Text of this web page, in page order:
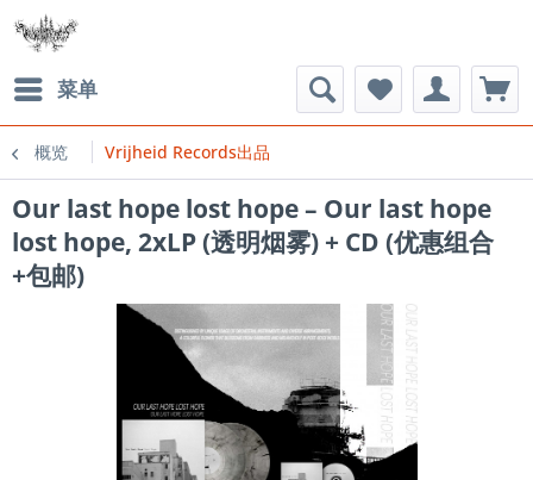
菜单
概览 Vrijheid Records出品
Our last hope lost hope – Our last hope
lost hope, 2xLP (透明烟雾) + CD (优惠组合
+包邮)